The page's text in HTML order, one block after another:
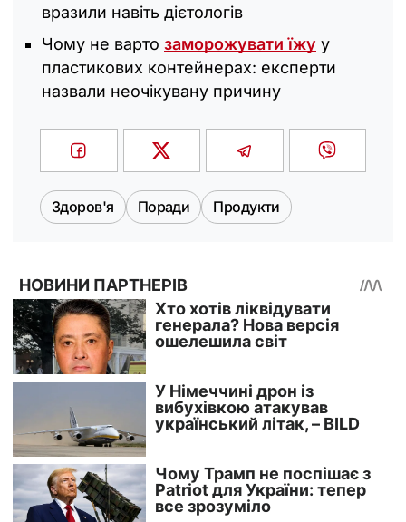
вразили навіть дієтологів
Чому не варто заморожувати їжу у
пластикових контейнерах: експерти
назвали неочікувану причину
Здоров'я Поради Продукти